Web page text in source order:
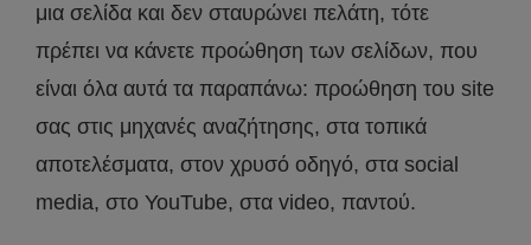
μια σελίδα και δεν σταυρώνει πελάτη, τότε
πρέπει να κάνετε προώθηση των σελίδων, που
είναι όλα αυτά τα παραπάνω: προώθηση του site
σας στις μηχανές αναζήτησης, στα τοπικά
αποτελέσματα, στον χρυσό οδηγό, στα social
media, στο YouTube, στα video, παντού.